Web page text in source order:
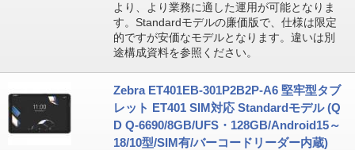
より、より業務に適した運用が可能となりま
す。Standardモデルの廉価版で、仕様は限定
的ですが安価なモデルとなります。違いは別
途構成資料を参照ください。
Zebra ET401EB-301P2B2P-A6 堅牢型タブ
レット ET401 SIM対応 Standardモデル (Q
D Q-6690/8GB/UFS・128GB/Android15～
18/10型/SIM有/バーコードリーダー内蔵)